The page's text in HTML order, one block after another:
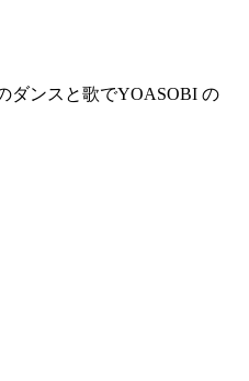
ダンスと歌でYOASOBI の